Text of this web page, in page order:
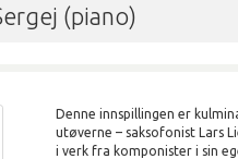
(piano)
Denne innspillingen er
utøverne – saksofonist Lars
i verk fra komponister i sin